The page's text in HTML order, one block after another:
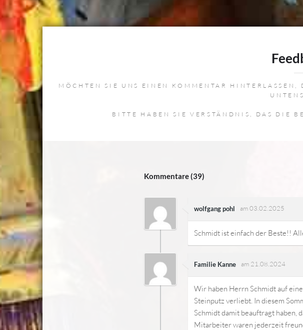
MÖCHTEN SIE UNS EINEN KOMMENTAR
BITTE HABEN SIE VERSTÄNDNIS, DAS DIE
Kommentare (39)
wolfgang pohl am 03.02.2025
Schmidt ist einfach der Beste!!
Familie Kanne am 21.08.2024
Wir haben Herrn Schmidt auf
Steinputz verliebt. In diesem
Schmidt damit beauftragt haben,
Mitarbeiter waren jederzeit